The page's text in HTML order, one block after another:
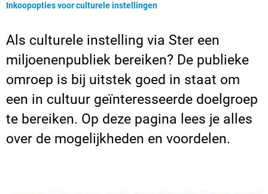
Huidige pagina:
Inkoopopties voor culturele instellingen
Als culturele instelling via Ster een
miljoenenpubliek bereiken? De publieke
omroep is bij uitstek goed in staat om
een in cultuur geïnteresseerde doelgroep
te bereiken. Op deze pagina lees je alles
over de mogelijkheden en voordelen.